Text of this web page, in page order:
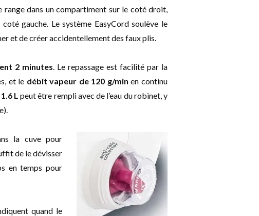
dans un compartiment sur le coté droit,
gauche. Le système EasyCord soulève le
et de créer accidentellement des faux plis.
2 minutes. Le repassage est facilité par la
et le débit vapeur de 120 g/min en continu
L peut être rempli avec de l’eau du robinet, y
la cuve pour
de le dévisser
en temps pour
quand le